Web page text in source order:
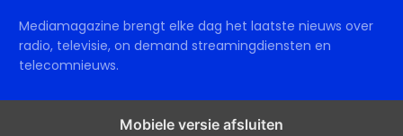
Mediamagazine brengt elke dag het laatste nieuws over
radio, televisie, on demand streamingdiensten en
telecomnieuws.
Mobiele versie afsluiten